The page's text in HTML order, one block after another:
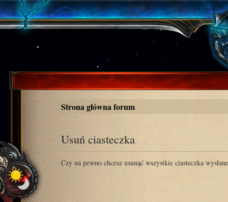
Strona główna forum
Usuń ciasteczka
Czy na pewno chcesz usunąć wszystkie ciasteczka